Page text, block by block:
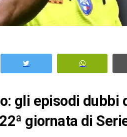
gli episodi dubbi
giornata di